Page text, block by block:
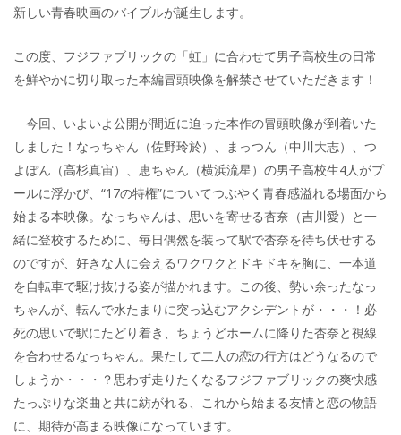
新しい青春映画のバイブルが誕生します。
この度、フジファブリックの「虹」に合わせて男子高校生の日常
を鮮やかに切り取った本編冒頭映像を解禁させていただきます！
今回、いよいよ公開が間近に迫った本作の冒頭映像が到着いた
しました！なっちゃん（佐野玲於）、まっつん（中川大志）、つ
よぽん（高杉真宙）、恵ちゃん（横浜流星）の男子高校生4人がプ
ールに浮かび、“17の特権”についてつぶやく青春感溢れる場面から
始まる本映像。なっちゃんは、思いを寄せる杏奈（吉川愛）と一
緒に登校するために、毎日偶然を装って駅で杏奈を待ち伏せする
のですが、好きな人に会えるワクワクとドキドキを胸に、一本道
を自転車で駆け抜ける姿が描かれます。この後、勢い余ったなっ
ちゃんが、転んで水たまりに突っ込むアクシデントが・・・！必
死の思いで駅にたどり着き、ちょうどホームに降りた杏奈と視線
を合わせるなっちゃん。果たして二人の恋の行方はどうなるので
しょうか・・・？思わず走りたくなるフジファブリックの爽快感
たっぷりな楽曲と共に紡がれる、これから始まる友情と恋の物語
に、期待が高まる映像になっています。